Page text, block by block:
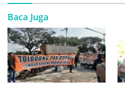
Baca Juga